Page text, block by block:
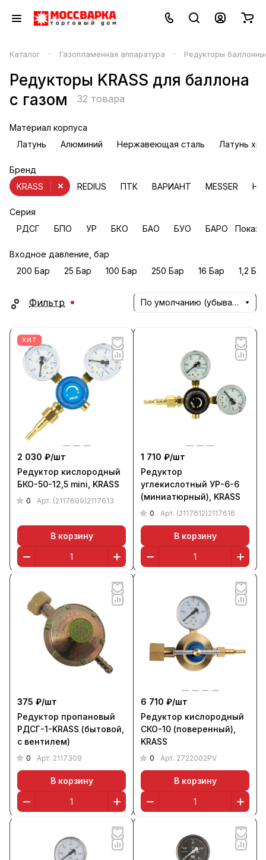
Каталог – Газопламенная аппаратура – Редукторы
Редукторы KRASS для баллона
с газом
32 товара
Материал корпуса
Латунь
Алюминий Нержавеющая сталь Латунь
Бренд
REDIUS
ПТК ВАРИАНТ MESSER
KRASS
Серия
РДСГ
БПО УР БКО БАО БУО БАРО
Входное давление, бар
200 Бар
25 Бар 100 Бар 250 Бар 16 Бар 1,2 Бар
Фильтр По умолчанию (убывание)
ХИТ
2 030 ₽/шт
Редуктор кислородный
БКО-50-12,5 mini, KRASS
0 Арт. (2117609)2117613
В корзину
1 710 ₽/шт
Редуктор
углекислотный УР-6-6
(миниатюрный), KRASS
0 Арт. (2117612)2117616
В корзину
375 ₽/шт
Редуктор пропановый
РДСГ-1-KRASS (бытовой,
с вентилем)
0 Арт. 2117309
В корзину
6 710 ₽/шт
Редуктор кислородный
СКО-10 (поверенный),
KRASS
0 Арт. 2722002PV
В корзину